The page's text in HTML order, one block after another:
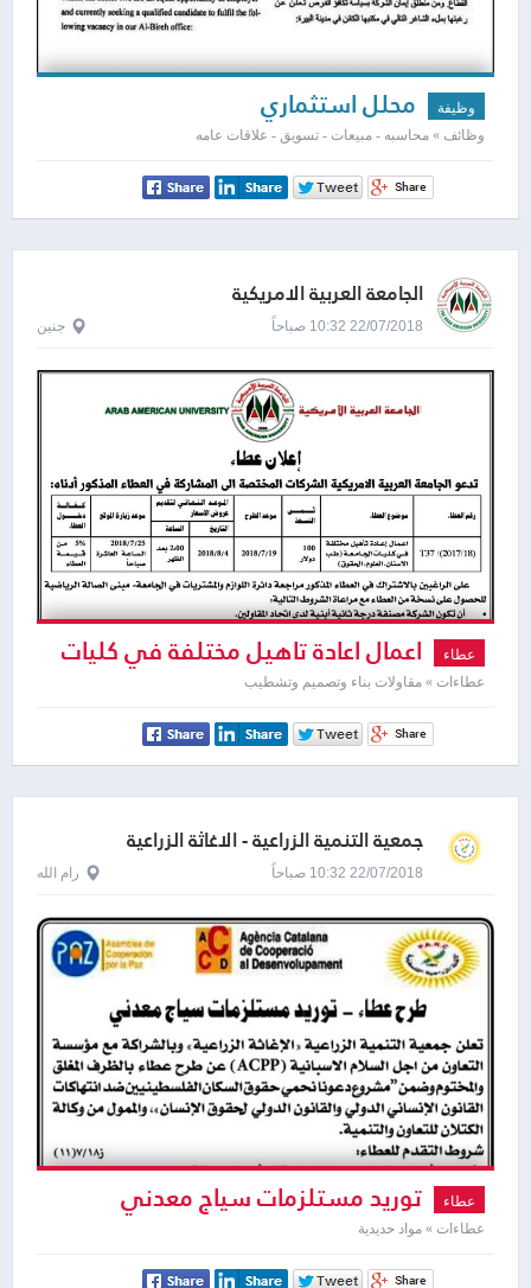
وظيفة محلل استثماري
وظائف » محاسبه - مبيعات - تسويق - علاقات عامه
الجامعة العربية الامريكية
22/07/2018 10:32 صباحاً جنين
عطاء اعمال اعادة تاهيل مختلفة في كليات
الجامعة
عطاءات » مقاولات بناء وتصميم وتشطيب
جمعية التنمية الزراعية - الاغاثة الزراعية
الفلسطينية - بارك
22/07/2018 10:32 صباحاً رام الله
عطاء توريد مستلزمات سياج معدني
عطاءات » مواد حديدية